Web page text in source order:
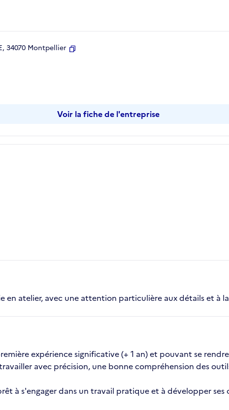
en atelier, avec une attention particulière aux détails et à
expérience significative (+ 1 an) et pouvant se
avec précision, une bonne compréhension des
à s'engager dans un travail pratique et à développer
34070 Montpellier
Voir la fiche de l'entreprise